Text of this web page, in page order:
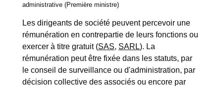
administrative (Première ministre)
Les dirigeants de société peuvent percevoir une
rémunération en contrepartie de leurs fonctions ou
exercer à titre gratuit (SAS, SARL). La
rémunération peut être fixée dans les statuts, par
le conseil de surveillance ou d'administration, par
décision collective des associés ou encore par